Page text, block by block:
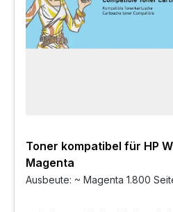
Toner kompatibel für HP
Magenta
Ausbeute: ~ Magenta 1.800